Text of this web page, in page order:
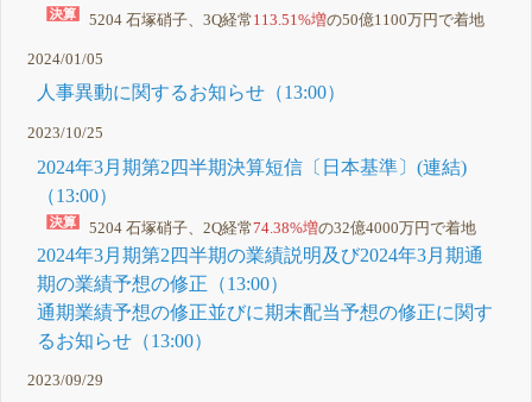
5204 石塚硝子、3Q経常113.51%増の50億1100万円で着地
2024/01/05
人事異動に関するお知らせ（13:00）
2023/10/25
2024年3月期第2四半期決算短信〔日本基準〕(連結)
（13:00）
5204 石塚硝子、2Q経常74.38%増の32億4000万円で着地
2024年3月期第2四半期の業績説明及び2024年3月期通
期の業績予想の修正（13:00）
通期業績予想の修正並びに期末配当予想の修正に関す
るお知らせ（13:00）
2023/09/29